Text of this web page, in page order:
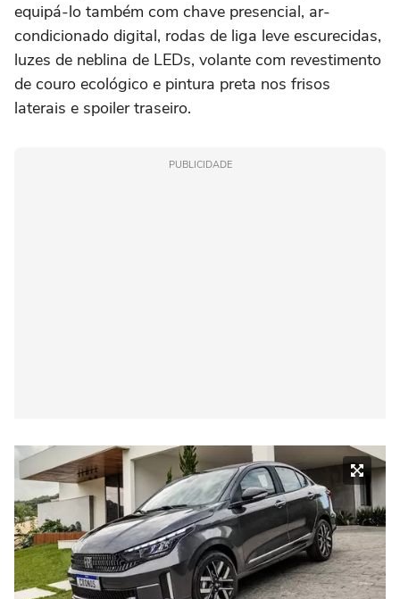
equipá-lo também com chave presencial, ar-
condicionado digital, rodas de liga leve escurecidas,
luzes de neblina de LEDs, volante com revestimento
de couro ecológico e pintura preta nos frisos
laterais e spoiler traseiro.
PUBLICIDADE